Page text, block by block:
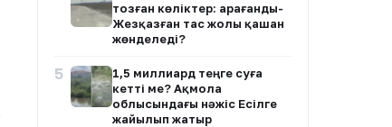
тозған көліктер: Қарағанды-
Жезқазған тас жолы қашан
жөнделеді?
5
1,5 миллиард теңге суға
кетті ме? Ақмола
облысындағы нәжіс Есілге
жайылып жатыр